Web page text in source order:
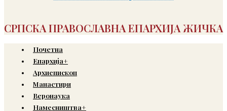
СРПСКА ПРАВОСЛАВНА ЕПАРХИЈА ЖИЧКА
Почетна
Епархија+
Архиепископ
Манастири
Веронаука
Намесништва+